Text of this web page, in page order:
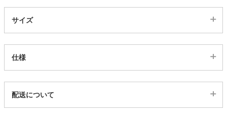
生活用品
キッチン用品
サイズ
仕様
256312
配送について